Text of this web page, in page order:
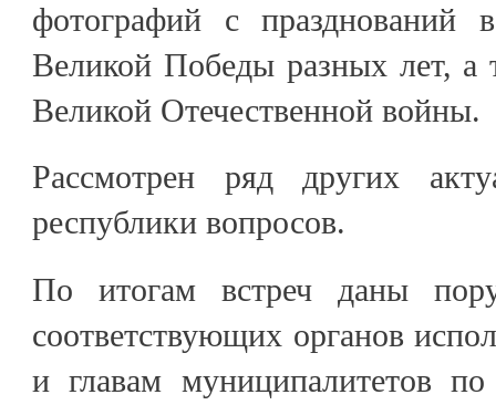
фотографий с празднований
Великой Победы разных лет, а
Великой Отечественной войны.
Рассмотрен ряд других
республики вопросов.
По итогам встреч даны
соответствующих органов
и главам муниципалитетов